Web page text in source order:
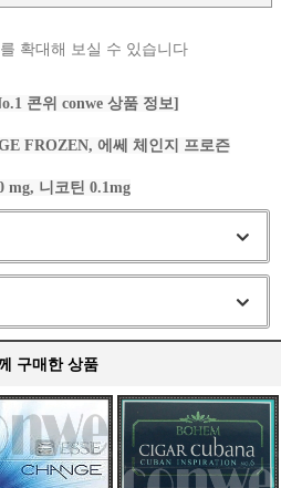
확대해 보실 수 있습니다
콘위 conwe 상품 정보]
FROZEN, 에쎄 체인지 프로즌
mg, 니코틴 0.1mg
구매한 상품